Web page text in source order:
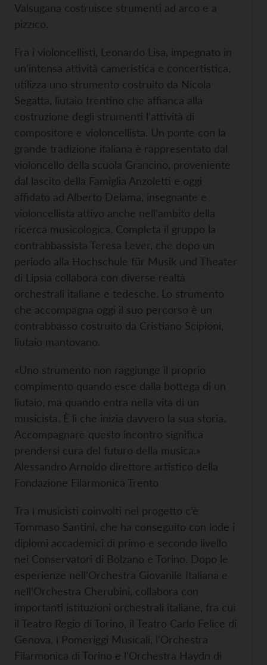
Valsugana costruisce strumenti ad arco e a
pizzico.
Fra i violoncellisti, Leonardo Lisa, impegnato in
un’intensa attività cameristica e concertistica,
utilizza uno strumento costruito da Nicola
Segatta, liutaio trentino che affianca alla
costruzione degli strumenti l’attività di
compositore e violoncellista. Un ponte con la
grande tradizione italiana è rappresentato dal
violoncello della scuola Grancino, proveniente
dal lascito della Famiglia Anzoletti e oggi
affidato ad Alberto Delama, insegnante e
violoncellista attivo anche nell’ambito della
ricerca musicologica. Completa il gruppo la
contrabbassista Teresa Lever, che dopo un
periodo alla Hochschule für Musik und Theater
di Lipsia collabora con diverse realtà
orchestrali italiane e tedesche. Lo strumento
che accompagna oggi il suo percorso è un
contrabbasso costruito da Cristiano Scipioni,
liutaio mantovano.
«Uno strumento non raggiunge il proprio
compimento quando esce dalla bottega di un
liutaio, ma quando entra nella vita di un
musicista. È lì che inizia davvero la sua storia.
Accompagnare questo incontro significa
prendersi cura del futuro della musica.»
Alessandro Arnoldo direttore artistico della
Fondazione Filarmonica Trento
Tra i musicisti coinvolti nel progetto c’è
Tommaso Santini, che ha conseguito con lode i
diplomi accademici di primo e secondo livello
nei Conservatori di Bolzano e Torino. Dopo le
esperienze nell’Orchestra Giovanile Italiana e
nell’Orchestra Cherubini, collabora con
importanti istituzioni orchestrali italiane, fra cui
il Teatro Regio di Torino, il Teatro Carlo Felice di
Genova, i Pomeriggi Musicali, l’Orchestra
Filarmonica di Torino e l’Orchestra Haydn di